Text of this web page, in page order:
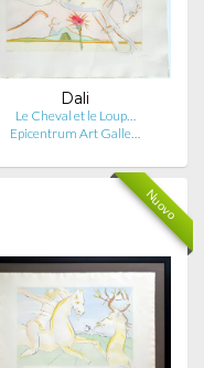
Dali
Le Cheval et le Loup…
Epicentrum Art Galle…
Nuovo